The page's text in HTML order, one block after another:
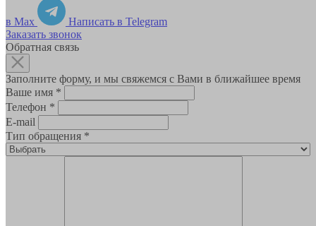
в Max
Написать в Telegram
Заказать звонок
Обратная связь
Заполните форму, и мы свяжемся с Вами в ближайшее время
Ваше имя *
Телефон *
E-mail
Тип обращения *